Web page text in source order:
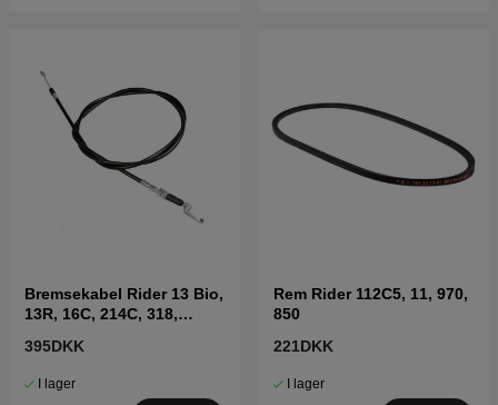
Bremsekabel Rider 13 Bio,
13R, 16C, 214C, 318,
395DKK
I lager
Rem Rider 112C5, 11, 970,
850
221DKK
I lager